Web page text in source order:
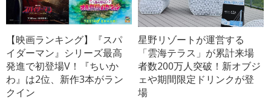
【映画ランキング】『スパ
イダーマン』シリーズ最高
発進で初登場V！『ちいか
わ』は2位、新作3本がラン
クイン
星野リゾートが運営する
「雲海テラス」が累計来場
者数200万人突破！新オブジ
ェや期間限定ドリンクが登
場